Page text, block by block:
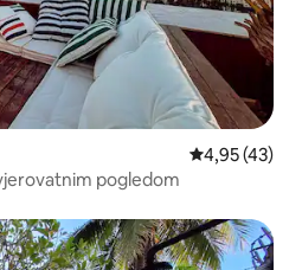
Prosečna
4,95 (43)
pogledom